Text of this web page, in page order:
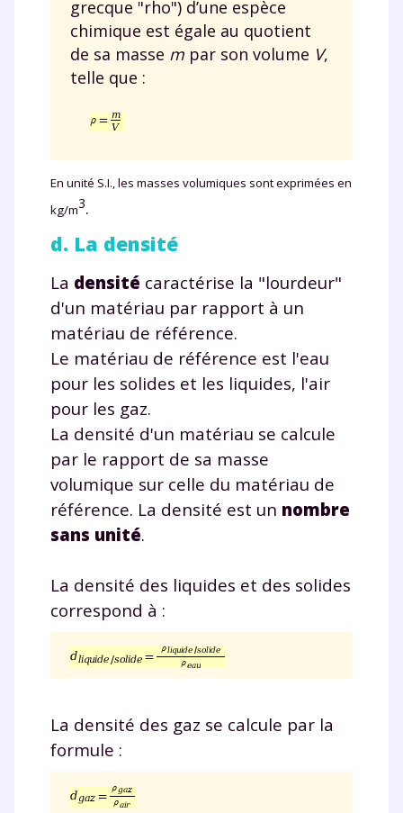
grecque "rho") d’une espèce
chimique est égale au quotient
de sa masse m par son volume V,
telle que :
En unité S.I., les masses volumiques sont exprimées en
kg/m3.
d. La densité
La densité caractérise la "lourdeur"
d'un matériau par rapport à un
matériau de référence.
Le matériau de référence est l'eau
pour les solides et les liquides, l'air
pour les gaz.
La densité d'un matériau se calcule
par le rapport de sa masse
volumique sur celle du matériau de
référence. La densité est un nombre
sans unité.
La densité des liquides et des solides
correspond à :
La densité des gaz se calcule par la
formule :